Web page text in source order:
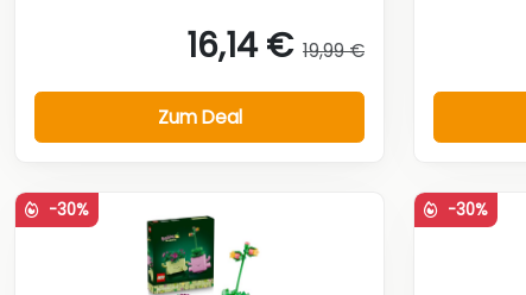
16,14 € 19,99 €
Zum Deal
-30% -30%